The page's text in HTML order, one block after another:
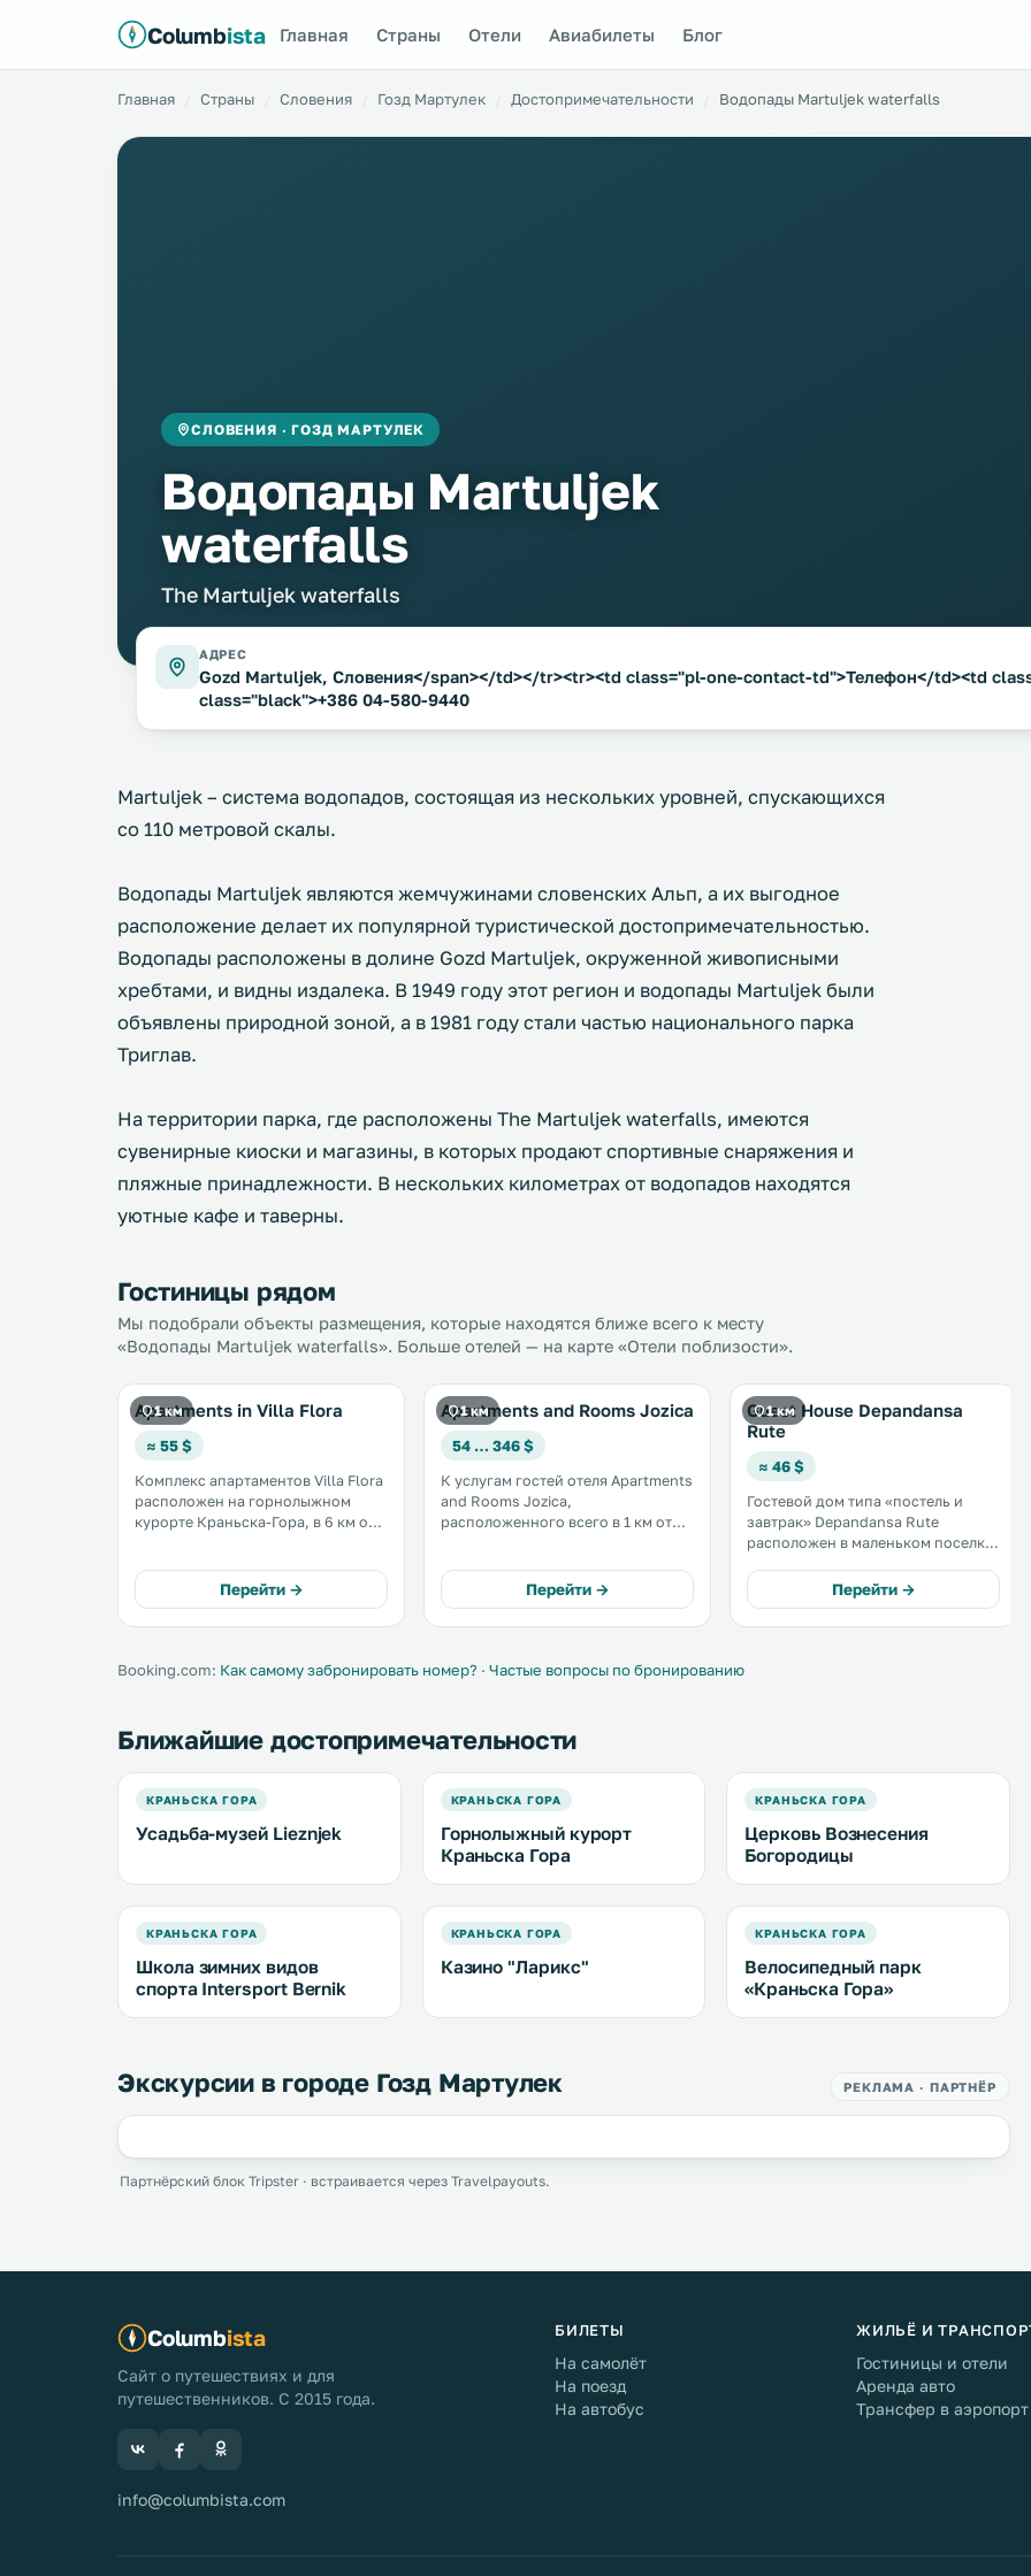
Columbista Главная Страны Отели Авиабилеты Блог
Главная Страны Словения Гозд Мартулек Достопримечательности Водопады Martuljek waterfalls
СЛОВЕНИЯ · ГОЗД МАРТУЛЕК
Водопады Martuljek
waterfalls
The Martuljek waterfalls
АДРЕС
Gozd Martuljek, Словения</span></td></tr><tr><td class="pl-one-contact-td">Телефон</td><td
class="black">+386 04-580-9440
Martuljek – система водопадов, состоящая из нескольких уровней, спускающихся
со 110 метровой скалы.
Водопады Martuljek являются жемчужинами словенских Альп, а их выгодное
расположение делает их популярной туристической достопримечательностью.
Водопады расположены в долине Gozd Martuljek, окруженной живописными
хребтами, и видны издалека. В 1949 году этот регион и водопады Martuljek были
объявлены природной зоной, а в 1981 году стали частью национального парка
Триглав.
На территории парка, где расположены The Martuljek waterfalls, имеются
сувенирные киоски и магазины, в которых продают спортивные снаряжения и
пляжные принадлежности. В нескольких километрах от водопадов находятся
уютные кафе и таверны.
Гостиницы рядом
Мы подобрали объекты размещения, которые находятся ближе всего к месту
«Водопады Martuljek waterfalls». Больше отелей — на карте «Отели поблизости».
1 км
Apartments in Villa Flora
≈ 55 $
Комплекс апартаментов Villa Flora
расположен на горнолыжном
курорте Краньска-Гора, в 6 км от
Велика-Долина. На всей
территории подключен
бесплатный Wi-Fi. .
Перейти →
1 км
Apartments and Rooms Jozica
54 … 346 $
К услугам гостей отеля Apartments
and Rooms Jozica,
расположенного всего в 1 км от
ресторан, где гостям предложат
фирменные блюда местной кухни.
.
Перейти →
1 км
Guest House Depandansa
Rute
≈ 46 $
Гостевой дом типа «постель и
завтрак» Depandansa Rute
расположен в маленьком поселке
гостям номера с панорамным
видом на гору Спик. В саду можно
понаблюдать за
Перейти →
Booking.com: Как самому забронировать номер? · Частые вопросы по бронированию
Ближайшие достопримечательности
КРАНЬСКА ГОРА
Усадьба-музей Lieznjek
КРАНЬСКА ГОРА
Горнолыжный курорт
Краньска Гора
КРАНЬСКА ГОРА
Церковь Вознесения
Богородицы
КРАНЬСКА ГОРА
Школа зимних видов
спорта Intersport Bernik
КРАНЬСКА ГОРА
Казино "Ларикс"
КРАНЬСКА ГОРА
Велосипедный парк
«Краньска Гора»
Экскурсии в городе Гозд Мартулек РЕКЛАМА · ПАРТНЁР
Партнёрский блок Tripster · встраивается через Travelpayouts.
Columbista
Сайт о путешествиях и для
путешественников. С 2015 года.
info@columbista.com
БИЛЕТЫ
На самолёт
На поезд
На автобус
ЖИЛЬЁ И
Гостиницы и отели
Аренда авто
Трансфер в аэропорт